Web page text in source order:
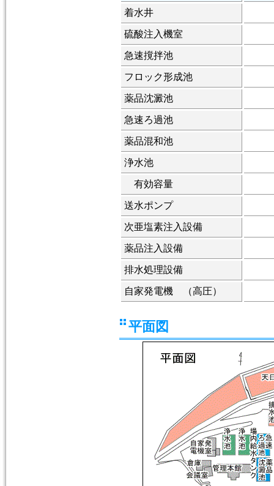
着水井
硫酸注入機室
急速撹拌池
フロック形成池
薬品沈澱池
急速ろ過池
薬品混和池
浄水池
有効容量
送水ポンプ
次亜塩素注入設備
薬品注入設備
排水処理設備
自家発電機 （高圧）
平面図